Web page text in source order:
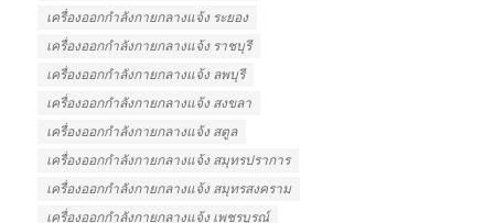
เครื่องออกกำลังกายกลางแจ้ง ระยอง
เครื่องออกกำลังกายกลางแจ้ง ราชบุรี
เครื่องออกกำลังกายกลางแจ้ง ลพบุรี
เครื่องออกกำลังกายกลางแจ้ง สงขลา
เครื่องออกกำลังกายกลางแจ้ง สตูล
เครื่องออกกำลังกายกลางแจ้ง สมุทรปราการ
เครื่องออกกำลังกายกลางแจ้ง สมุทรสงคราม
เครื่องออกกำลังกายกลางแจ้ง เพชรบูรณ์